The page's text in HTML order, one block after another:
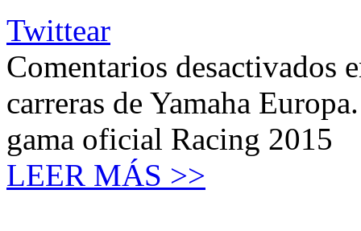
Twittear
Comentarios desactivados
carreras de Yamaha
gama oficial Racing 2015
LEER MÁS >>